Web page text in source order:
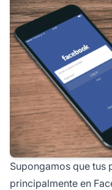
Supongamos que tus
principalmente en